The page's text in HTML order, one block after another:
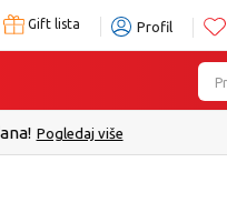
Gift lista Profil